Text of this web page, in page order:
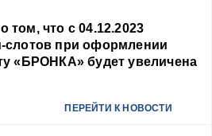
что с 04.12.2023
слотов при оформлении
«БРОНКА» будет увеличена
ПЕРЕЙТИ К НОВОСТИ